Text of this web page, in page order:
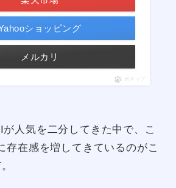
ショッピング
メルカリ
ポチップ
人気を二分してきた中で、こ
存在感を増してきているのがこ